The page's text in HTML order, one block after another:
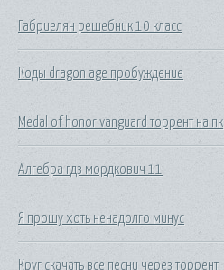
Габриелян решебник 10 класс
Коды dragon age пробуждение
Medal of honor vanguard торрент на пк
Алгебра гдз мордкович 11
Я прошу хоть ненадолго минус
Круг скачать все песни через торрент